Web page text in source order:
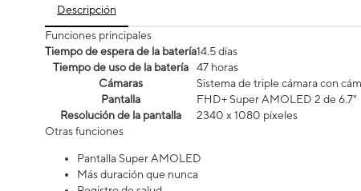
Descripción
Funciones principales
Tiempo de espera de la batería14.5 días
Tiempo de uso de la batería
47 horas
Cámaras
Sistema de triple cámara con
Pantalla
FHD+ Super AMOLED 2 de 6.7"
Resolución de la pantalla
2340 x 1080 píxeles
Otras funciones
Pantalla Super AMOLED
Más duración que nunca